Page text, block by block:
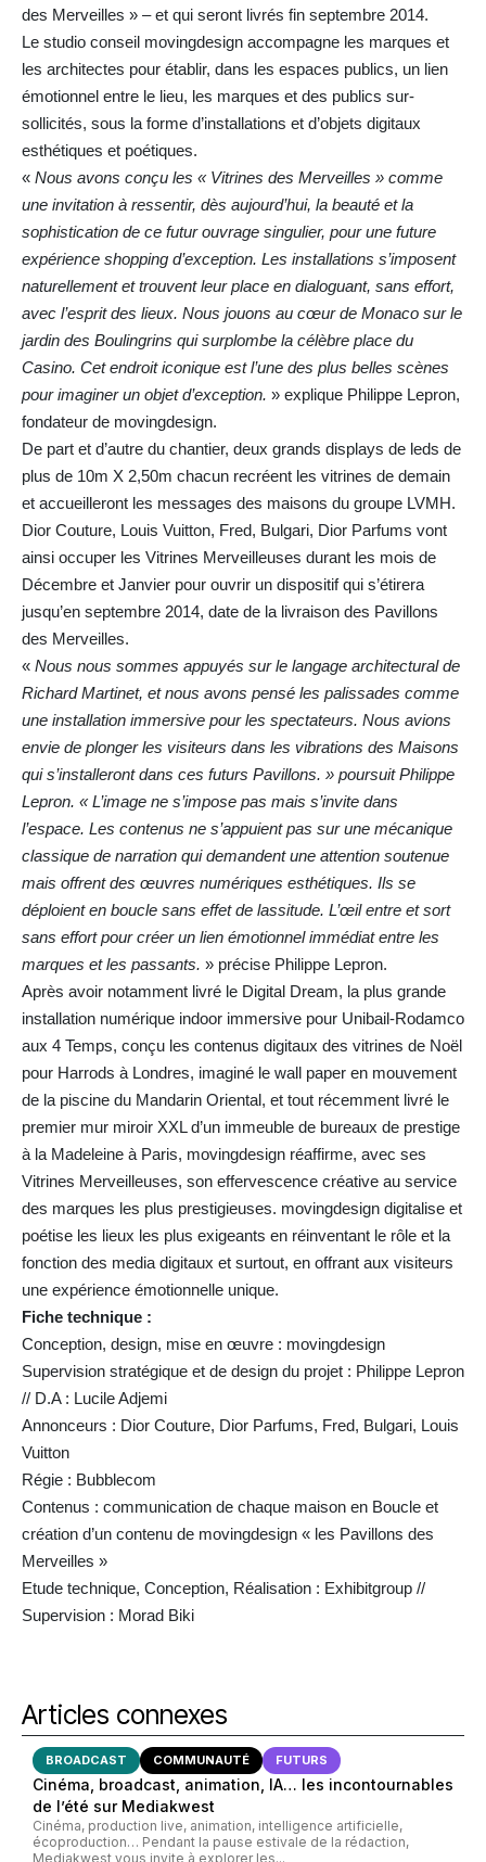
des Merveilles » – et qui seront livrés fin septembre 2014.
Le studio conseil movingdesign accompagne les marques et
les architectes pour établir, dans les espaces publics, un lien
émotionnel entre le lieu, les marques et des publics sur-
sollicités, sous la forme d’installations et d’objets digitaux
esthétiques et poétiques.
« Nous avons conçu les « Vitrines des Merveilles » comme
une invitation à ressentir, dès aujourd’hui, la beauté et la
sophistication de ce futur ouvrage singulier, pour une future
expérience shopping d’exception. Les installations s’imposent
naturellement et trouvent leur place en dialoguant, sans effort,
avec l’esprit des lieux. Nous jouons au cœur de Monaco sur le
jardin des Boulingrins qui surplombe la célèbre place du
Casino. Cet endroit iconique est l’une des plus belles scènes
pour imaginer un objet d’exception. » explique Philippe Lepron,
fondateur de movingdesign.
De part et d’autre du chantier, deux grands displays de leds de
plus de 10m X 2,50m chacun recréent les vitrines de demain
et accueilleront les messages des maisons du groupe LVMH.
Dior Couture, Louis Vuitton, Fred, Bulgari, Dior Parfums vont
ainsi occuper les Vitrines Merveilleuses durant les mois de
Décembre et Janvier pour ouvrir un dispositif qui s’étirera
jusqu’en septembre 2014, date de la livraison des Pavillons
des Merveilles.
« Nous nous sommes appuyés sur le langage architectural de
Richard Martinet, et nous avons pensé les palissades comme
une installation immersive pour les spectateurs. Nous avions
envie de plonger les visiteurs dans les vibrations des Maisons
qui s’installeront dans ces futurs Pavillons. » poursuit Philippe
Lepron. « L’image ne s’impose pas mais s’invite dans
l’espace. Les contenus ne s’appuient pas sur une mécanique
classique de narration qui demandent une attention soutenue
mais offrent des œuvres numériques esthétiques. Ils se
déploient en boucle sans effet de lassitude. L’œil entre et sort
sans effort pour créer un lien émotionnel immédiat entre les
marques et les passants. » précise Philippe Lepron.
Après avoir notamment livré le Digital Dream, la plus grande
installation numérique indoor immersive pour Unibail-Rodamco
aux 4 Temps, conçu les contenus digitaux des vitrines de Noël
pour Harrods à Londres, imaginé le wall paper en mouvement
de la piscine du Mandarin Oriental, et tout récemment livré le
premier mur miroir XXL d’un immeuble de bureaux de prestige
à la Madeleine à Paris, movingdesign réaffirme, avec ses
Vitrines Merveilleuses, son effervescence créative au service
des marques les plus prestigieuses. movingdesign digitalise et
poétise les lieux les plus exigeants en réinventant le rôle et la
fonction des media digitaux et surtout, en offrant aux visiteurs
une expérience émotionnelle unique.
Fiche technique :
Conception, design, mise en œuvre : movingdesign
Supervision stratégique et de design du projet : Philippe Lepron
// D.A : Lucile Adjemi
Annonceurs : Dior Couture, Dior Parfums, Fred, Bulgari, Louis
Vuitton
Régie : Bubblecom
Contenus : communication de chaque maison en Boucle et
création d’un contenu de movingdesign « les Pavillons des
Merveilles »
Etude technique, Conception, Réalisation : Exhibitgroup //
Supervision : Morad Biki
Articles connexes
BROADCAST COMMUNAUTÉ FUTURS
Cinéma, broadcast, animation, IA… les incontournables
de l’été sur Mediakwest
Cinéma, production live, animation, intelligence artificielle,
écoproduction… Pendant la pause estivale de la rédaction,
Mediakwest vous invite à explorer les...